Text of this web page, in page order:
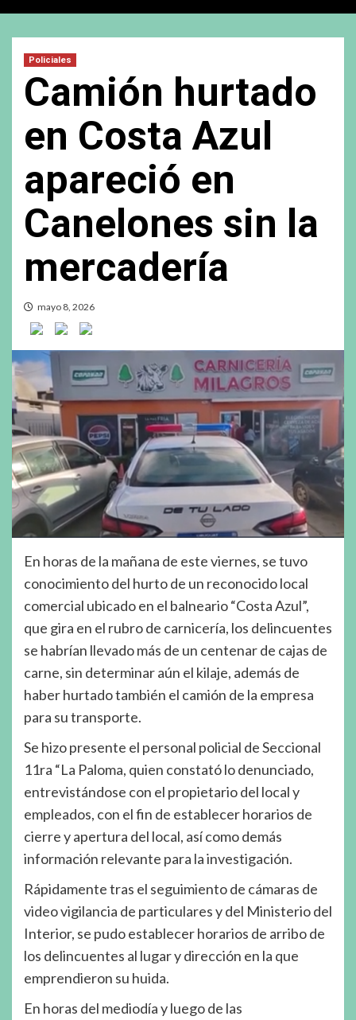
Policiales
Camión hurtado
en Costa Azul
apareció en
Canelones sin la
mercadería
mayo 8, 2026
En horas de la mañana de este viernes, se tuvo
conocimiento del hurto de un reconocido local
comercial ubicado en el balneario “Costa Azul”,
que gira en el rubro de carnicería, los delincuentes
se habrían llevado más de un centenar de cajas de
carne, sin determinar aún el kilaje, además de
haber hurtado también el camión de la empresa
para su transporte.
Se hizo presente el personal policial de Seccional
11ra “La Paloma, quien constató lo denunciado,
entrevistándose con el propietario del local y
empleados, con el fin de establecer horarios de
cierre y apertura del local, así como demás
información relevante para la investigación.
Rápidamente tras el seguimiento de cámaras de
video vigilancia de particulares y del Ministerio del
Interior, se pudo establecer horarios de arribo de
los delincuentes al lugar y dirección en la que
emprendieron su huida.
En horas del mediodía y luego de las